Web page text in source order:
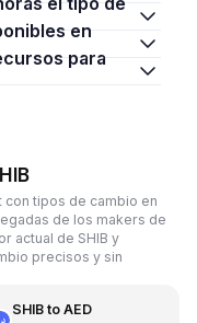
con tipos de cambio en
de los makers de
actual de SHIB y
precisos y sin
SHIBto AED